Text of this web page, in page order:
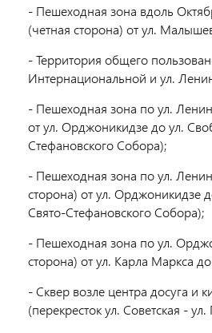
- Пешеходная зона вдоль
(четная сторона) от ул.
- Территория общего
Интернациональной и ул.
- Пешеходная зона по ул.
от ул. Орджоникидзе до ул.
Стефановского Собора);
- Пешеходная зона по ул.
сторона) от ул. Орджоникидзе
Свято-Стефановского Собора);
- Пешеходная зона по ул.
сторона) от ул. Карла Маркса
- Сквер возле центра досуга и
(перекресток ул. Советская -